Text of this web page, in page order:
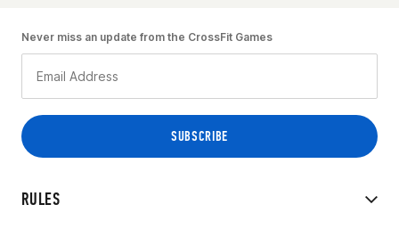
RULES
Never miss an update from the CrossFit Games